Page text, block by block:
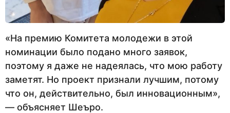
«На премию Комитета молодежи в этой
номинации было подано много заявок,
поэтому я даже не надеялась, что мою работу
заметят. Но проект признали лучшим, потому
что он, действительно, был инновационным»,
— объясняет Шеъро.